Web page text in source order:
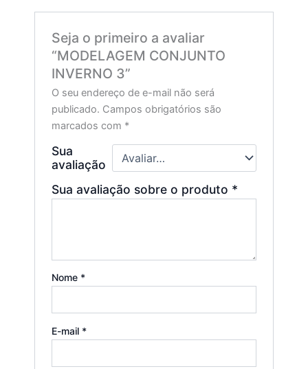
Seja o primeiro a avaliar
“MODELAGEM CONJUNTO
INVERNO 3”
O seu endereço de e-mail não será
publicado. Campos obrigatórios são
marcados com *
Sua
avaliação
Sua avaliação sobre o produto *
Nome *
E-mail *